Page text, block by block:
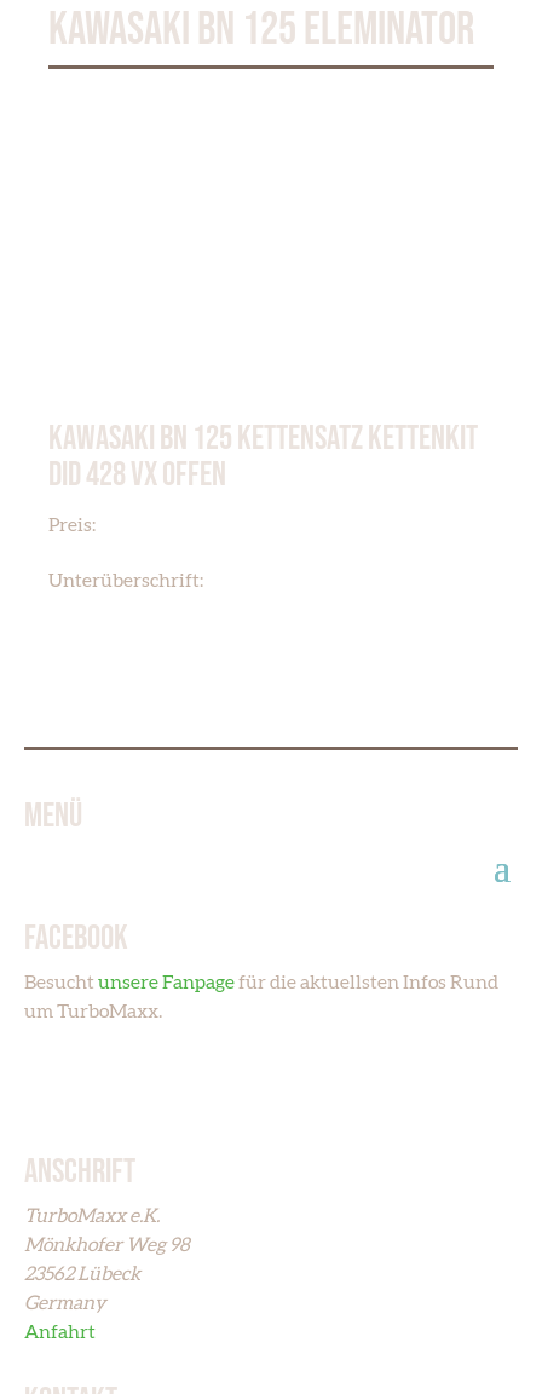
KAWASAKI BN 125 ELEMINATOR
KAWASAKI BN 125 KETTENSATZ KETTENKIT
DID 428 VX OFFEN
Preis:
Unterüberschrift:
MENÜ
FACEBOOK
Besucht unsere Fanpagefür die aktuellsten Infos Rund
um TurboMaxx.
ANSCHRIFT
TurboMaxx e.K.
Mönkhofer Weg 98
23562 Lübeck
Germany
Anfahrt